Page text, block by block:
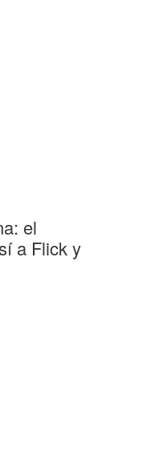
el
a Flick y